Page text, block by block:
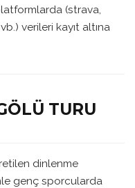
(strava,
verileri kayıt altına
TURU
dinlenme
genç sporcularda